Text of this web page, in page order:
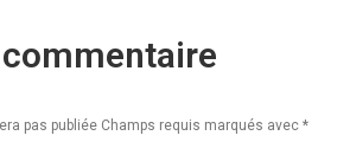
pas publiée Champs requis marqués avec *